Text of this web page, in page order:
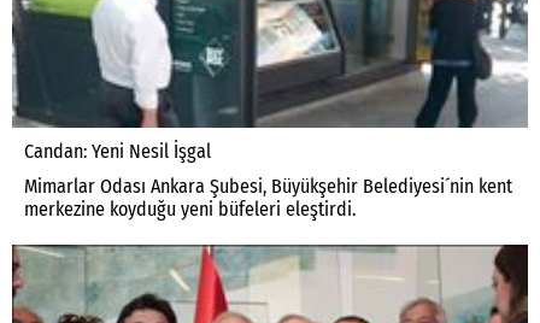
Candan: Yeni Nesil İşgal
Mimarlar Odası Ankara Şubesi, Büyükşehir Belediyesi´nin kent
merkezine koyduğu yeni büfeleri eleştirdi.